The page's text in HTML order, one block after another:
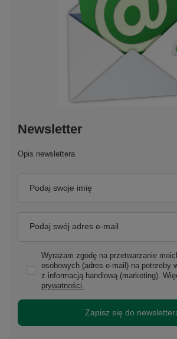
Newsletter
Opis newslettera
Podaj swoje imię
Podaj swój adres e-mail
Wyrażam zgodę na przetwarzanie
osobowych (adres e-mail) na potrzeby
z informacją handlową (marketing).
prywatności.
Zapisz się do